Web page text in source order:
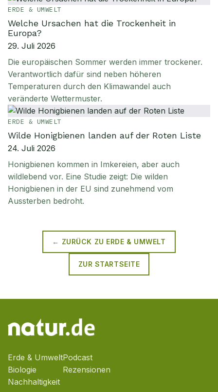
ERDE & UMWELT
Welche Ursachen hat die Trockenheit in
Europa?
29. Juli 2026
Die europäischen Sommer werden immer trockener.
Verantwortlich dafür sind neben höheren
Temperaturen durch den Klimawandel auch
veränderte Wettermuster.
ERDE & UMWELT
Wilde Honigbienen landen auf der Roten Liste
24. Juli 2026
Honigbienen kommen in Imkereien, aber auch
wildlebend vor. Eine Studie zeigt: Die wilden
Honigbienen in der EU sind zunehmend vom
Aussterben bedroht.
← ZURÜCK ZU ERDE & UMWELT
ZUR STARTSEITE
Erde & Umwelt
Biologie
Nachhaltigkeit
Podcast
Rezensionen